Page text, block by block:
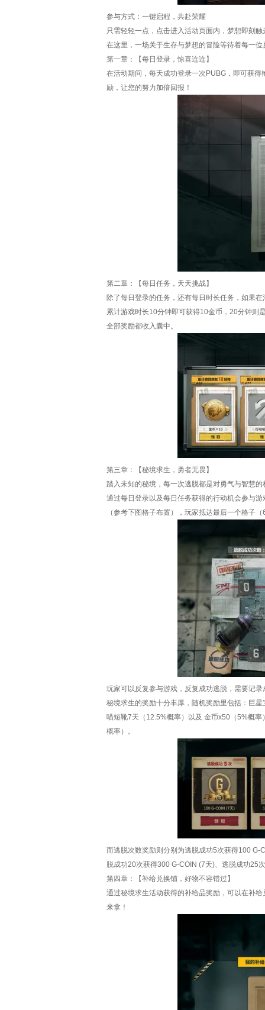
参与方式：一键启程，共赴荣耀
只需轻轻一点，点击进入活动页面内，梦想即刻
在这里，一场关于生存与梦想的冒险等待着每一位
第一章：【每日登录，惊喜连连】
在活动期间，每天成功登录一次PUBG，即可获
励，让您的努力加倍回报！
第二章：【每日任务，天天挑战】
除了每日登录的任务，还有每日时长任务，如果
累计游戏时长10分钟即可获得10金币，20分钟则
全部奖励都收入囊中。
第三章：【秘境求生，勇者无畏】
踏入未知的秘境，每一次逃脱都是对勇气与智慧的
通过每日登录以及每日任务获得的行动机会参与
（参考下图格子布置），玩家抵达最后一个格子
玩家可以反复参与游戏，反复成功逃脱，需要记
秘境求生的奖励十分丰厚，随机奖励里包括：巨
喵短靴7天（12.5%概率）以及 金币x50（5%概
概率）。
而逃脱次数奖励则分别为逃脱成功5次获得100
脱成功20次获得300 G-COIN (7天)、逃脱成功25
第四章：【补给兑换铺，好物不容错过】
通过秘境求生活动获得的补给品奖励，可以在补
来拿！